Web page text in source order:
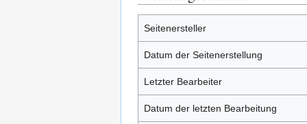
Seitenersteller
Datum der Seitenerstellung
Letzter Bearbeiter
Datum der letzten Bearbeitung